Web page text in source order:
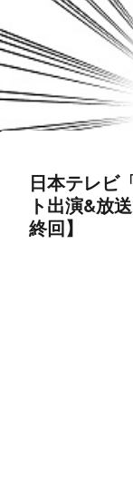
日本テレビ
ト出演&放
終回】